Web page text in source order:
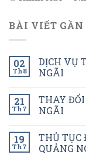
BÀI VIẾT GẦN
02
Th8
DỊCH VỤ
NGÃI
21
Th7
THAY
NGÃI
19
Th7
THỦ TỤC
QUẢNG